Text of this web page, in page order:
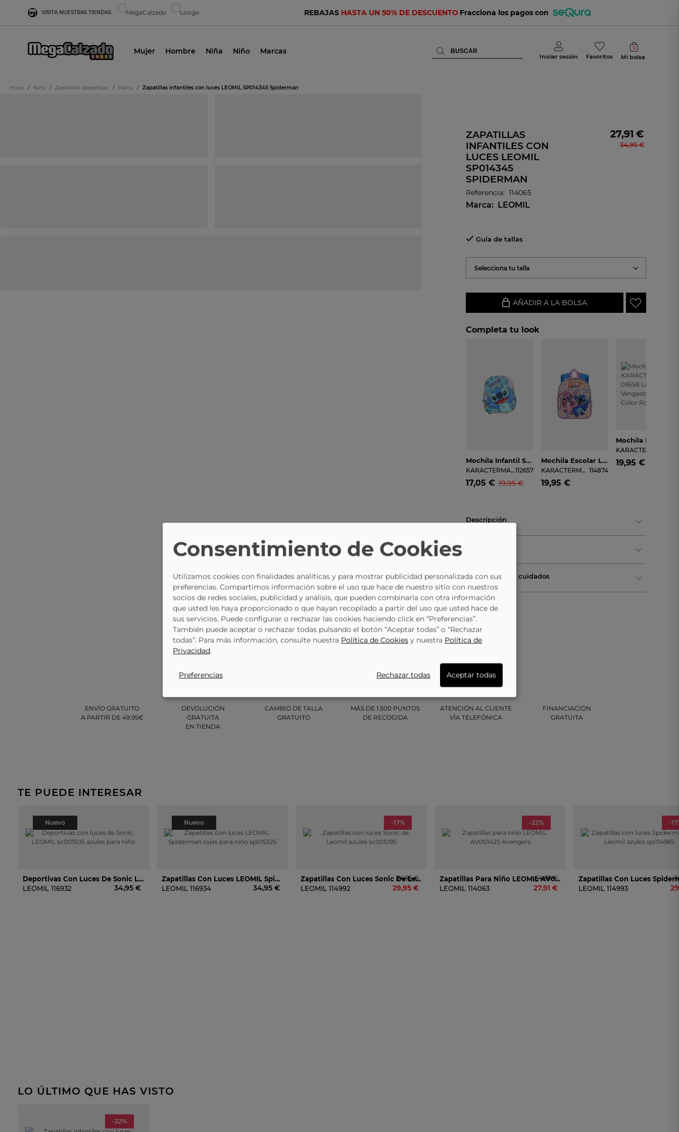
VISITA NUESTRAS TIENDAS REBAJAS HASTA UN 50% DE DESCUENTO Fracciona los pagos con
Mujer Hombre Niña Niño Marcas
Iniciar sesión Favoritos
0
Mi bolsa
Inicio / Niño / Zapatillas deportivas / Plana / Zapatillas infantiles con luces LEOMIL SP014345 Spiderman
ZAPATILLAS
INFANTILES CON
LUCES LEOMIL
SP014345
SPIDERMAN
Referencia: 114065
Marca: LEOMIL
27,91 €
34,95 €
Guía de tallas
Selecciona tu talla
AÑADIR A LA BOLSA
Completa tu look
Mochila Infantil Stitch KARACTERMANIA 07669
KARACTERMANIA112657
17,05 € 19,95 €
Mochila Escolar Lilo&Stitch De KARACTERMANIA 07670 Azul Y Rosa
KARACTERMANIA 114874
19,95 €
19,95 €
Descripción
Composición y cuidados
ENVÍO GRATUITO
A PARTIR DE 49,95€
DEVOLUCIÓN
GRATUITA
EN TIENDA
CAMBIO DE TALLA
GRATUITO
MÁS DE 1.500 PUNTOS
DE RECOGIDA
ATENCIÓN AL CLIENTE
VÍA TELEFÓNICA
FINANCIACIÓN
GRATUITA
TE PUEDE INTERESAR
Nuevo
Deportivas Con Luces De Sonic LEOMIL Sc001505 Azules Para Niño
LEOMIL 116932 34,95 €
Nuevo
Zapatillas Con Luces LEOMIL Spiderman Rojas Para Niño Sp015325
LEOMIL 116934 34,95 €
-17%
Zapatillas Con Luces Sonic De Leomil Azules Sc001095
LEOMIL 114992 29,95 €
34,95 €
-22%
Zapatillas Para Niño LEOMIL AV001425 Avengers
LEOMIL 114063 27,91 €
34,95 €
-
LEOMIL 114993
LO ÚLTIMO QUE HAS VISTO
-22%
Consentimiento de Cookies
Utilizamos cookies con finalidades analíticas y para mostrar publicidad personalizada con sus
preferencias. Compartimos información sobre el uso que hace de nuestro sitio con nuestros
socios de redes sociales, publicidad y análisis, que pueden combinarla con otra información
que usted les haya proporcionado o que hayan recopilado a partir del uso que usted hace de
sus servicios. Puede configurar o rechazar las cookies haciendo click en “Preferencias”.
También puede aceptar o rechazar todas pulsando el botón “Aceptar todas” o “Rechazar
todas”. Para más información, consulte nuestra Política de Cookies y nuestra Política de
Privacidad.
Preferencias Rechazar todas Aceptar todas